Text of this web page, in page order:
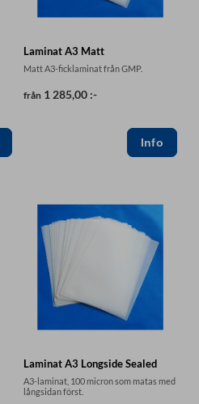
Laminat A3 Matt
Matt A3-ficklaminat från GMP.
från 1 285,00 :-
Laminat A3 Longside Sealed
A3-laminat, 100 micron som matas med
långsidan först.